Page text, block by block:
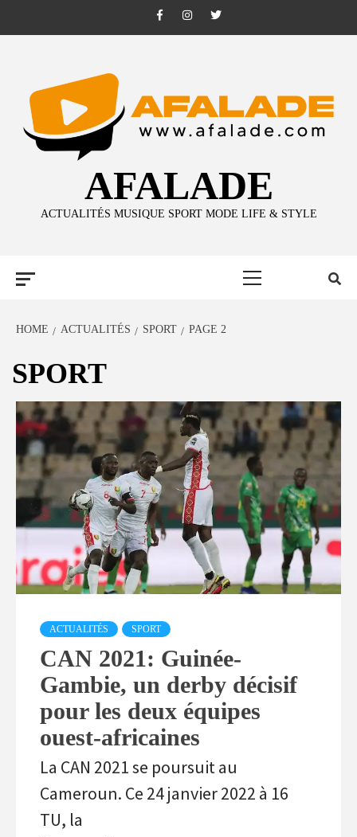
FacebookInstagramTwitter
AFALADE
ACTUALITÉS MUSIQUE SPORT MODE LIFE & STYLE
HOME ACTUALITÉS SPORT PAGE 2
SPORT
ACTUALITÉS SPORT
CAN 2021: Guinée-
Gambie, un derby décisif
pour les deux équipes
ouest-africaines
La CAN 2021 se poursuit au
Cameroun. Ce 24 janvier 2022 à 16
TU, la